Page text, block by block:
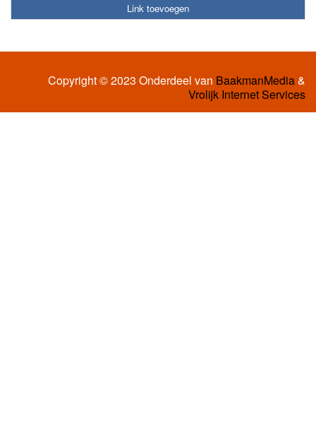
Link toevoegen
Copyright © 2023 Onderdeel van BaakmanMedia&
Vrolijk Internet Services